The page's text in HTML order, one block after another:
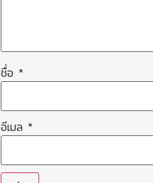
ชื่อ*
อีเมล*